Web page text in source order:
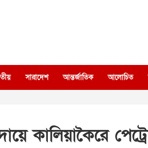
সারাদেশ আন্তর্জাতিক আলোচিত
কালিয়াকৈরে